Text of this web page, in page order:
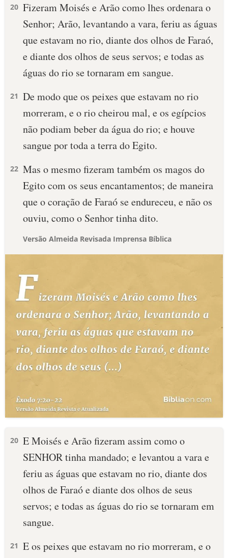
20 Fizeram Moisés e Arão como lhes ordenara o
Senhor; Arão, levantando a vara, feriu as águas
que estavam no rio, diante dos olhos de Faraó,
e diante dos olhos de seus servos; e todas as
águas do rio se tornaram em sangue.
21 De modo que os peixes que estavam no rio
morreram, e o rio cheirou mal, e os egípcios
não podiam beber da água do rio; e houve
sangue por toda a terra do Egito.
22 Mas o mesmo fizeram também os magos do
Egito com os seus encantamentos; de maneira
que o coração de Faraó se endureceu, e não os
ouviu, como o Senhor tinha dito.
Versão Almeida Revisada Imprensa Bíblica
20 E Moisés e Arão fizeram assim como o
SENHOR tinha mandado; e levantou a vara e
feriu as águas que estavam no rio, diante dos
olhos de Faraó e diante dos olhos de seus
servos; e todas as águas do rio se tornaram em
sangue.
21 E os peixes que estavam no rio morreram, e o